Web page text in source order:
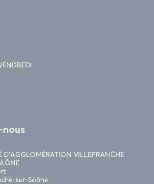
D’AGGLOMÉRATION VILLEFRANCHE
sur-Saône